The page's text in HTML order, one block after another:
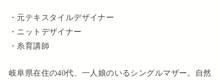
・元テキスタイルデザイナー
・ニットデザイナー
・糸育講師
岐阜県在住の40代、一人娘のいるシングルマザー。自然